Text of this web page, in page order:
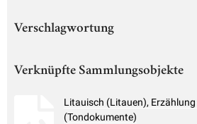
Verschlagwortung
Verknüpfte Sammlungsobjekte
Litauisch (Litauen), Erzählung
(Tondokumente)